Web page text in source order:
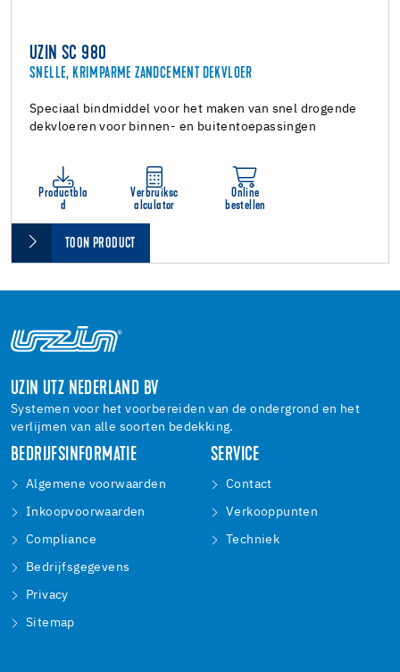
UZIN SC 980
SNELLE, KRIMPARME ZANDCEMENT DEKVLOER
Speciaal bindmiddel voor het maken van snel drogende
dekvloeren voor binnen- en buitentoepassingen
Productbla
d
Verbruiksc
alculator
Online
bestellen
TOON PRODUCT
UZIN UTZ NEDERLAND BV
Systemen voor het voorbereiden van de ondergrond en het
verlijmen van alle soorten bedekking.
BEDRIJFSINFORMATIE
Algemene voorwaarden
Inkoopvoorwaarden
Compliance
Bedrijfsgegevens
Privacy
Sitemap
SERVICE
Contact
Verkooppunten
Techniek